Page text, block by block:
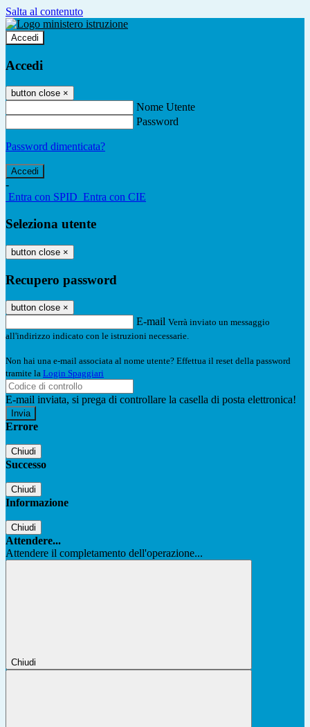
Salta al contenuto
Accedi
Accedi
button close ×
Nome Utente
Password
Password dimenticata?
-
Entra con SPID Entra con CIE
Seleziona utente
button close ×
Recupero password
button close ×
E-mail Verrà inviato un messaggio
all'indirizzo indicato con le istruzioni necessarie.
Non hai una e-mail associata al nome utente? Effettua il reset della password
tramite la Login Spaggiari
E-mail inviata, si prega di controllare la casella di posta elettronica!
Errore
Chiudi
Successo
Chiudi
Informazione
Chiudi
Attendere...
Attendere il completamento dell'operazione...
Chiudi